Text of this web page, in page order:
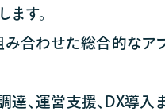
す。
み合わせた総合的なア
、運営支援、DX導入